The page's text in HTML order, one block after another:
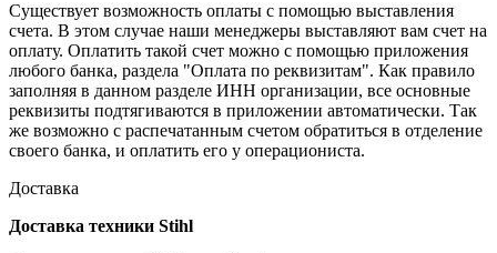
Существует возможность оплаты с помощью выставления
счета. В этом случае наши менеджеры выставляют вам счет на
оплату. Оплатить такой счет можно с помощью приложения
любого банка, раздела "Оплата по реквизитам". Как правило
заполняя в данном разделе ИНН организации, все основные
реквизиты подтягиваются в приложении автоматически. Так
же возможно с распечатанным счетом обратиться в отделение
своего банка, и оплатить его у операциониста.
Доставка
Доставка техники Stihl